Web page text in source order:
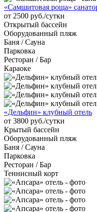
«Самшитовая роща»
от 2500 руб./сутки
Открытый бассейн
Оборудованный пляж
Баня / Сауна
Парковка
Ресторан / Бар
Караоке
«Дельфин» клубный отель
от 3800 руб./сутки
Крытый бассейн
Оборудованный пляж
Баня / Сауна
Парковка
Ресторан / Бар
Теннисный корт